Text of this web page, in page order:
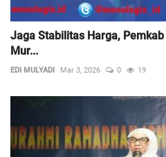
Jaga Stabilitas Harga,
Mur...
EDI MULYADI Mar 3, 2026 0 19